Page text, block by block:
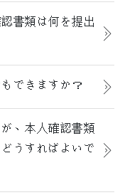
書類は何を提出
できますか？
、本人確認書類
うすればよいで